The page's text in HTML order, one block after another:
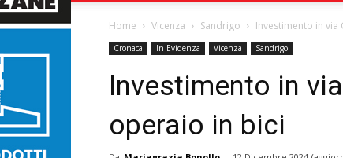
Home Vicenza Sandrigo Investimento in
Cronaca In Evidenza Vicenza Sandrigo
Investimento in
operaio in bici